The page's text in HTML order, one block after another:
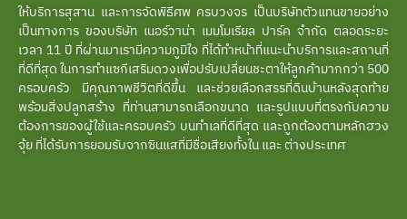
ให้บริการสุสาน และการจัดพิธีศพ ครบวงจร เป็นบริษัทตัวแทนขายอย่าง
เป็นทางการ ของบริษัท เนอร์วาน่า เมมโมเรียล ปาร์ค จำกัด ตลอดระยะ
เวลา 11 ปี ที่ผ่านมาเรามีความภูมิใจ ที่ได้ทำหน้าที่แนะนำบริการและสถานที่
ที่ดีที่สุด ในการทำแซกีเสริมดวงเพื่อปรับเปลี่ยนชะตาให้ลูกค้ามากกว่า 500
ครอบครัว มีคุณภาพชีวิตที่ดีขึ้น และช่วยเลือกสรรที่ดินบ้านหลังสุดท้าย
พร้อมสิ่งปลูกสร้าง ที่ท่านสามารถเลือกขนาด และรูปแบบที่ตรงกับความ
ต้องการของผู้ใช้และครอบครัว บนทำเลที่ดีที่สุด และถูกต้องตามหลักฮวง
จุ้ย ที่ได้รับการยอมรับจากซินแสที่มีชื่อเสียงทั้งใน และ ต่างประเทศ